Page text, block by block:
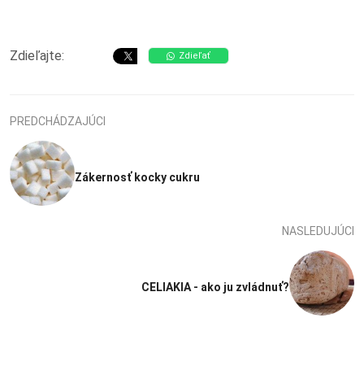
Zdieľajte: Zdieľať
PREDCHÁDZAJÚCI
Zákernosť kocky cukru
NASLEDUJÚCI
CELIAKIA - ako ju zvládnuť?